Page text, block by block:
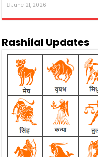
June 21, 2026
Rashifal Updates